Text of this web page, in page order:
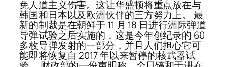
免人道主义伤害。这让华盛顿将重点放在与
韩国和日本以及欧洲伙伴的三方努力上。 最
新的制裁是在朝鲜于 11 月 18 日进行洲际弹道
导弹试验之后实施的，这是今年创纪录的 60
多枚导弹发射的一部分，并且人们担心它可
能即将恢复自 2017 年以来暂停的核武器试